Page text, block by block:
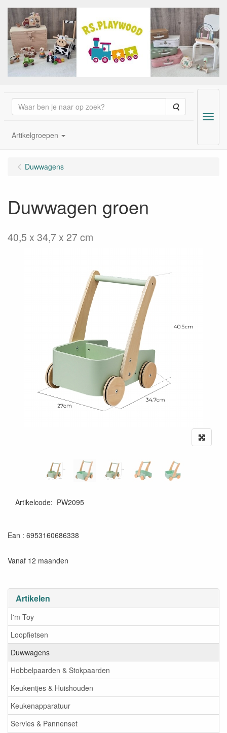
Zoeken
Artikelgroepen
Menu
Artikelen
I'm Toy
Loopfietsen
Duwwagens
Hobbelpaarden & Stokpaarden
Keukentjes & Huishouden
Keukenapparatuur
Servies & Pannenset
Duwwagens
Duwwagen groen
40,5 x 34,7 x 27 cm
Artikelcode: PW2095
Ean : 6953160686338
Vanaf 12 maanden